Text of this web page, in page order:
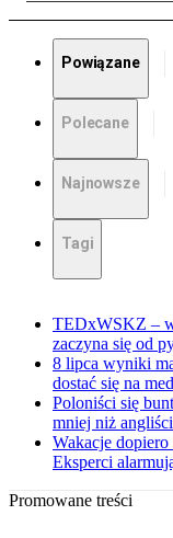
Powiązane
Polecane
Najnowsze
Tagi
TEDxWSKZ –
zaczyna się od
8 lipca wyniki
dostać się na
Poloniści się
mniej niż
Wakacje dopiero
Eksperci
Promowane treści